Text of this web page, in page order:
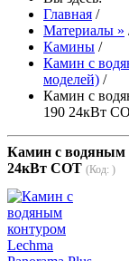
Главная /
Материалы »
Камины /
Камин с
моделей) /
Камин с
190 24кВт
Камин с водяным
24кВт СОТ (Код: )